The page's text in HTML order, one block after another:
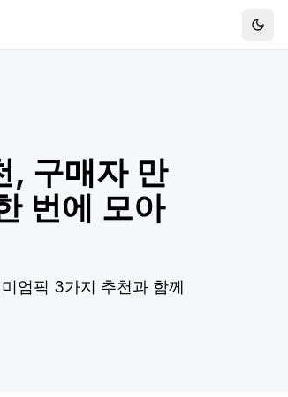
, 구매자 만
번에 모아
엄픽 3가지 추천과 함께